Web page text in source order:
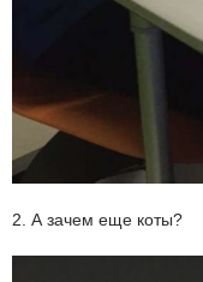
2. А зачем еще коты?